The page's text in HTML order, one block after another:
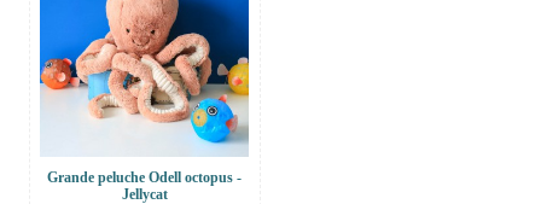
Grande peluche Odell octopus -
Jellycat